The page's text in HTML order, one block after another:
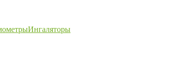
Ингаляторы